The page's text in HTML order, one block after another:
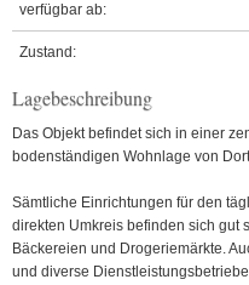
verfügbar ab:
Zustand:
Lagebeschreibung
Das Objekt befindet sich in einer
bodenständigen Wohnlage von
Sämtliche Einrichtungen für den
direkten Umkreis befinden sich gut
Bäckereien und Drogeriemärkte.
und diverse